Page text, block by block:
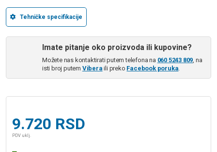
Tehničke specifikacije
Imate pitanje oko proizvoda ili kupovine?
Možete nas kontaktirati putem telefona na 060 5243 809, na
isti broj putem Vibera ili preko Facebook poruka.
9.720 RSD
PDV uklj.